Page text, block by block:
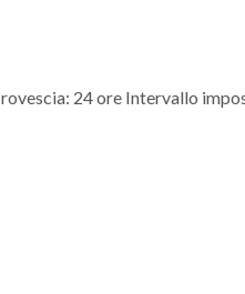
24 ore Intervallo